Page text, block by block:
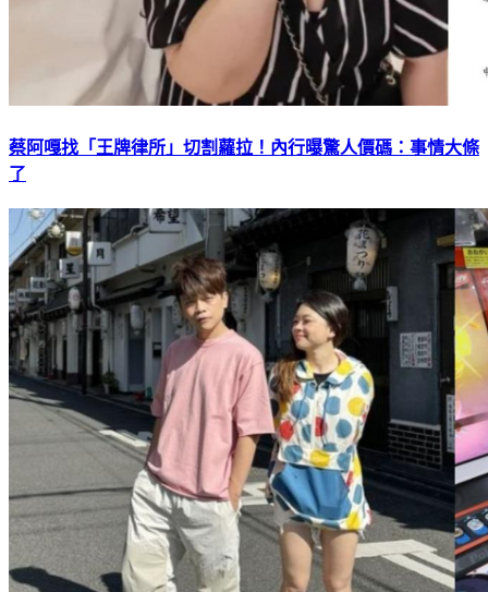
蔡阿嘎找「王牌律所」切割蘿拉！內行曝驚人價碼：事情大條
了